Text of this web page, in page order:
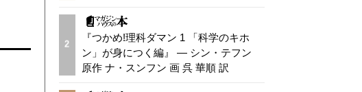
2
『つかめ!理科ダマン 1 「科学のキホ
ン」が身につく編』 — シン・テフン
原作 ナ・スンフン 画 呉 華順 訳